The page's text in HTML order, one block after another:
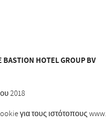
HOTEL GROUP BV
2018
για τους ιστότοπους